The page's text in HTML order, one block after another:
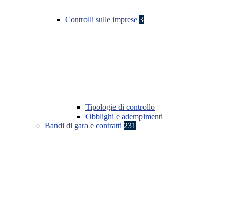
Controlli sulle imprese 3
Tipologie di controllo
Obblighi e adempimenti
Bandi di gara e contratti 231